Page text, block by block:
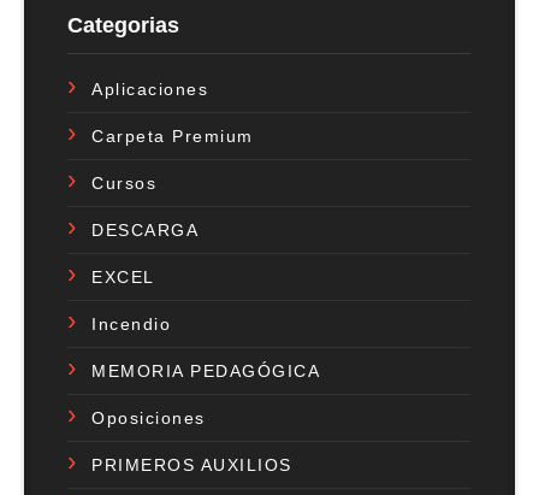
Categorias
Aplicaciones
Carpeta Premium
Cursos
DESCARGA
EXCEL
Incendio
MEMORIA PEDAGÓGICA
Oposiciones
PRIMEROS AUXILIOS